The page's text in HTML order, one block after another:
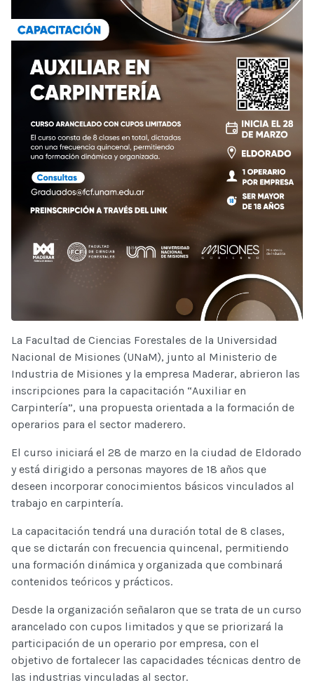
La Facultad de Ciencias Forestales de la Universidad
Nacional de Misiones (UNaM), junto al Ministerio de
Industria de Misiones y la empresa Maderar, abrieron las
inscripciones para la capacitación “Auxiliar en
Carpintería”, una propuesta orientada a la formación de
operarios para el sector maderero.
El curso iniciará el 28 de marzo en la ciudad de Eldorado
y está dirigido a personas mayores de 18 años que
deseen incorporar conocimientos básicos vinculados al
trabajo en carpintería.
La capacitación tendrá una duración total de 8 clases,
que se dictarán con frecuencia quincenal, permitiendo
una formación dinámica y organizada que combinará
contenidos teóricos y prácticos.
Desde la organización señalaron que se trata de un curso
arancelado con cupos limitados y que se priorizará la
participación de un operario por empresa, con el
objetivo de fortalecer las capacidades técnicas dentro de
las industrias vinculadas al sector.